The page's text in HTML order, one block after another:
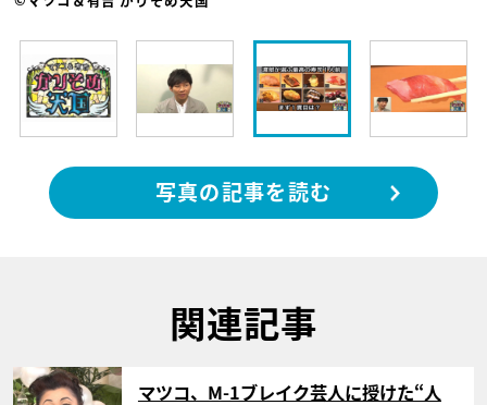
写真の記事を読む
関連記事
サムネイル
マツコ、M-1ブレイク芸人に授けた“人